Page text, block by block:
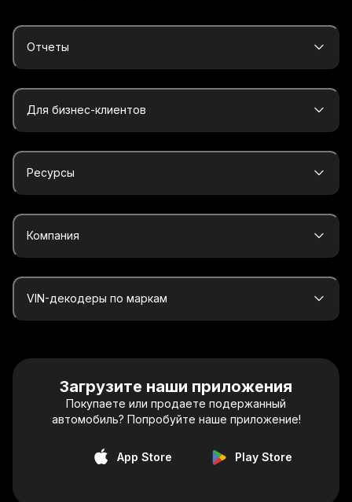
Отчеты
Для бизнес-клиентов
Ресурсы
Компания
VIN-декодеры по маркам
Загрузите наши приложения
Покупаете или продаете подержанный
автомобиль? Попробуйте наше приложение!
App Store Play Store